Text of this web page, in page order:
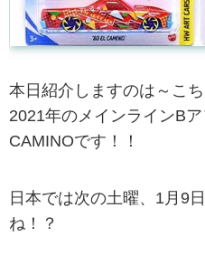
本日紹介しますのは～こち
2021年のメインラインB
CAMINOです！！
日本では次の土曜、1月9
ね！？